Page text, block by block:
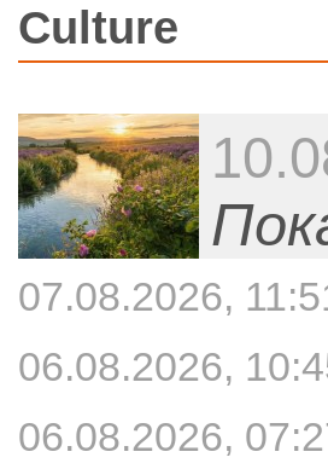
Culture
07.08.2026,
06.08.2026,
06.08.2026,